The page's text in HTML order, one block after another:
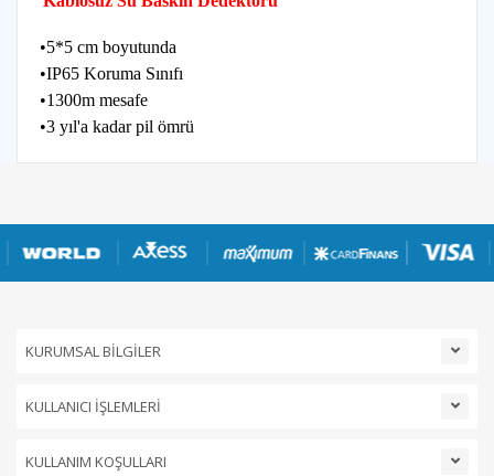
•5*5 cm boyutunda
•IP65 Koruma Sınıfı
•1300m mesafe
•3 yıl'a kadar pil ömrü
KURUMSAL BİLGİLER
KULLANICI İŞLEMLERİ
KULLANIM KOŞULLARI